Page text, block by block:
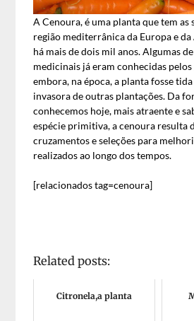
A Cenoura, é uma planta que tem as
região mediterrânica da Europa e da
há mais de dois mil anos. Algumas
medicinais já eram conhecidas
embora, na época, a planta fosse
invasora de outras plantações. Da
conhecemos hoje, mais atraente e
espécie primitiva, a cenoura resulta
cruzamentos e seleções para
realizados ao longo dos tempos.
[relacionados tag=cenoura]
Related posts:
Citronela,a planta